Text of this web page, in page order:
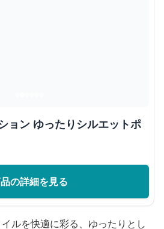
ョン ゆったりシルエットポ
の詳細を見る
ルを快適に彩る、ゆったりとし